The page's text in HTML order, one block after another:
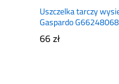
Uszczelka tarczy
Gaspardo
66zł